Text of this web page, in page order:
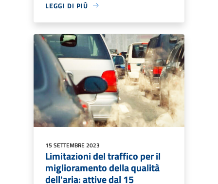
LEGGI DI PIÙ
15 SETTEMBRE 2023
Limitazioni del traffico per il
miglioramento della qualità
dell'aria: attive dal 15